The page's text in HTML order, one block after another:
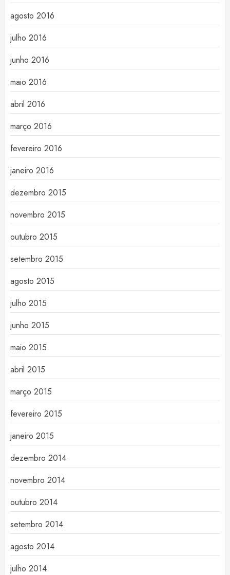
agosto 2016
julho 2016
junho 2016
maio 2016
abril 2016
março 2016
fevereiro 2016
janeiro 2016
dezembro 2015
novembro 2015
outubro 2015
setembro 2015
agosto 2015
julho 2015
junho 2015
maio 2015
abril 2015
março 2015
fevereiro 2015
janeiro 2015
dezembro 2014
novembro 2014
outubro 2014
setembro 2014
agosto 2014
julho 2014